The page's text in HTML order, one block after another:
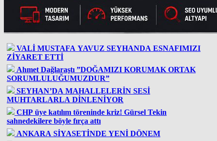
VALİ MUSTAFA YAVUZ SEYHANDA ESNAFIMIZI
ZİYARET ETTİ
Ahmet Dağlaraştı ”DOĞAMIZI KORUMAK ORTAK
SORUMLULUĞUMUZDUR”
SEYHAN’DA MAHALLELERİN SESİ
MUHTARLARLA DİNLENİYOR
CHP üye katılım töreninde kriz! Gürsel Tekin
sahnedekilere böyle fırça attı
ANKARA SİYASETİNDE YENİ DÖNEM